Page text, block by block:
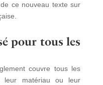
ce nouveau texte sur
pour tous les
couvre tous les
leur matériau ou leur